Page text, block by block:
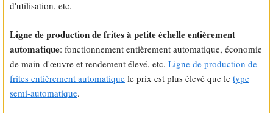
d'utilisation, etc.
Ligne de production de frites à petite échelle entièrement
automatique: fonctionnement entièrement automatique, économie
de main-d'œuvre et rendement élevé, etc. Ligne de production de
frites entièrement automatique le prix est plus élevé que le type
semi-automatique.